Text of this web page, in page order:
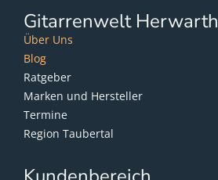
Gitarrenwelt Herwarth
Über Uns
Blog
Ratgeber
Marken und Hersteller
Termine
Region Taubertal